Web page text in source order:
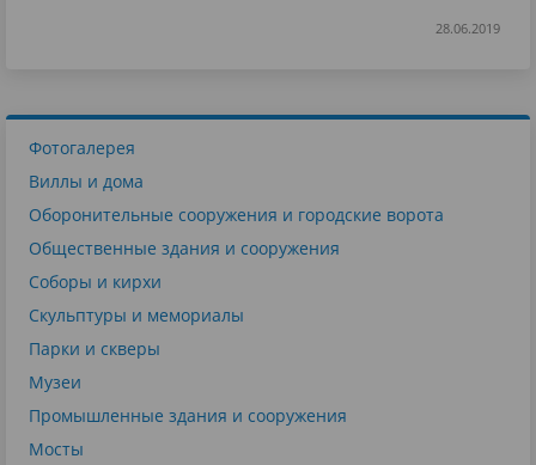
28.06.2019
Фотогалерея
Виллы и дома
Оборонительные сооружения и городские ворота
Общественные здания и сооружения
Соборы и кирхи
Скульптуры и мемориалы
Парки и скверы
Музеи
Промышленные здания и сооружения
Мосты